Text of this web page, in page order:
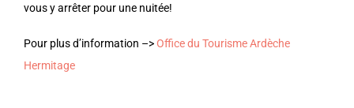
vous y arrêter pour une nuitée!
Pour plus d’information –>Office du Tourisme Ardèche
Hermitage